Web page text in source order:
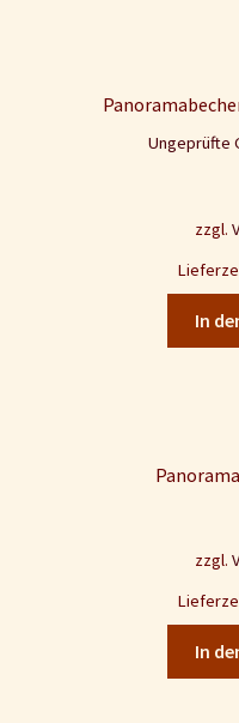
Ungeprüfte
zzgl.
In
zzgl.
In